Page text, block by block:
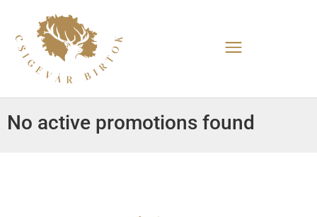
No active promotions found